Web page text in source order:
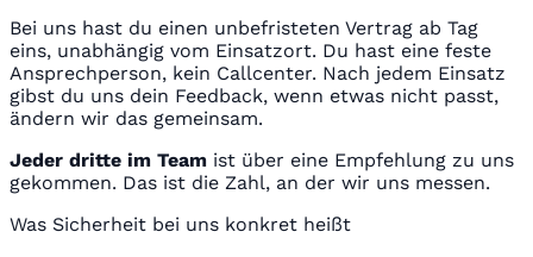
Bei uns hast du einen unbefristeten Vertrag ab Tag
eins, unabhängig vom Einsatzort. Du hast eine feste
Ansprechperson, kein Callcenter. Nach jedem Einsatz
gibst du uns dein Feedback, wenn etwas nicht passt,
ändern wir das gemeinsam.
Jeder dritte im Team ist über eine Empfehlung zu uns
gekommen. Das ist die Zahl, an der wir uns messen.
Was Sicherheit bei uns konkret heißt